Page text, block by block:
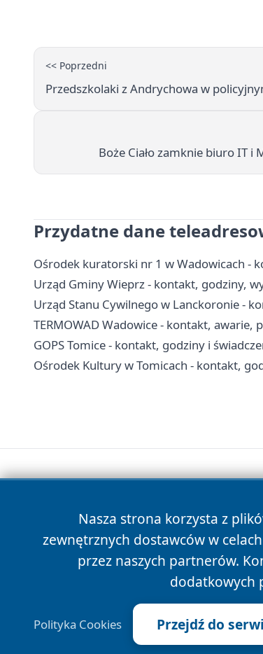
<< Poprzedni
Przedszkolaki z Andrychowa w
Boże Ciało zamknie biuro IT i
Przydatne dane
Ośrodek kuratorski nr 1 w Wadowicach -
Urząd Gminy Wieprz - kontakt, godziny,
Urząd Stanu Cywilnego w Lanckoronie -
TERMOWAD Wadowice - kontakt, awarie,
GOPS Tomice - kontakt, godziny i
Ośrodek Kultury w Tomicach - kontakt,
Nasza strona korzysta z
zewnętrznych dostawców w
przez naszych partnerów.
dodatkowych
Polityka Cookies Przejdź do